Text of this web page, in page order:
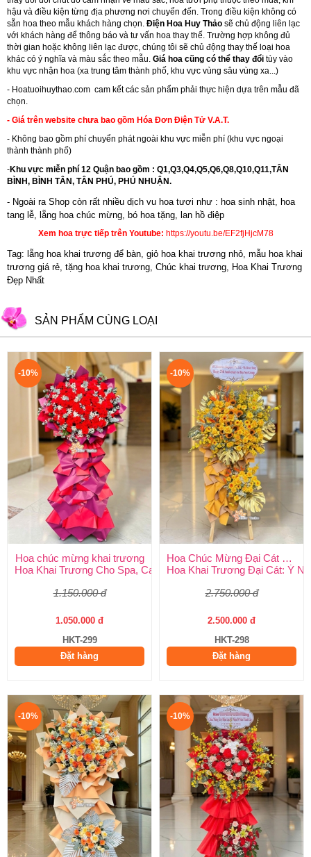
hậu và điều kiện từng địa phương nơi chuyển đến. Trong điều kiện không có
sẵn hoa theo mẫu khách hàng chọn. Điện Hoa Huy Thảo sẽ chủ động liên lạc
với khách hàng để thông báo và tư vấn hoa thay thế. Trường hợp không đủ
thời gian hoặc không liên lạc được, chúng tôi sẽ chủ động thay thế loại hoa
khác có ý nghĩa và màu sắc theo mẫu. Giá hoa cũng có thể thay đổi tùy vào
khu vực nhận hoa (xa trung tâm thành phố, khu vực vùng sâu vùng xa...)
- Hoatuoihuythao.com cam kết các sản phẩm phải thực hiện dựa trên mẫu đã
chọn.
- Giá trên website chưa bao gồm Hóa Đơn Điện Tử V.A.T.
- Không bao gồm phí chuyển phát ngoài khu vực miễn phí (khu vực ngoại
thành thành phố)
-Khu vực miễn phí 12 Quận bao gồm : Q1,Q3,Q4,Q5,Q6,Q8,Q10,Q11,TÂN
BÌNH, BÌNH TÂN, TÂN PHÚ, PHÚ NHUẬN.
- Ngoài ra Shop còn rất nhiều dịch vu hoa tươi như : hoa sinh nhật, hoa
tang lễ, l ẵng hoa chúc mừng, bó hoa tặng, lan hồ điệp
Xem hoa trực tiếp trên Youtube: https://youtu.be/EF2fjHjcM78
Tag: lẵng hoa khai trương để bàn, giỏ hoa khai trương nhỏ, mẫu hoa khai
trương giá rẻ, tặng hoa khai trương, Chúc khai trương, Hoa Khai Trương
Đẹp Nhất
SẢN PHẨM CÙNG LOẠI
-10%
Hoa chúc mừng khai trương
Hoa Khai Trương Cho Spa, Cafe: Tóm Tắt Cách Chọn & Mẫu
1.150.000 đ
1.050.000 đ
HKT-299
Đặt hàng
-10%
Hoa Chúc Mừng Đại Cát Đại Lợi
Hoa Khai Trương Đại Cát: Ý
2.750.000 đ
2.500.000 đ
HKT-298
Đặt hàng
-10% -10%